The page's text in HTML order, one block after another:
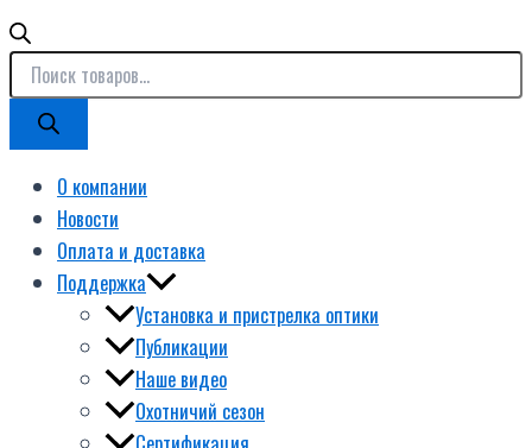
О компании
Новости
Оплата и доставка
Поддержка
Установка и пристрелка оптики
Публикации
Наше видео
Охотничий сезон